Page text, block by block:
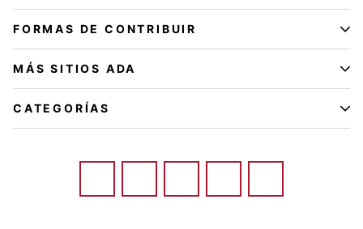
FORMAS DE CONTRIBUIR
MÁS SITIOS ADA
CATEGORÍAS